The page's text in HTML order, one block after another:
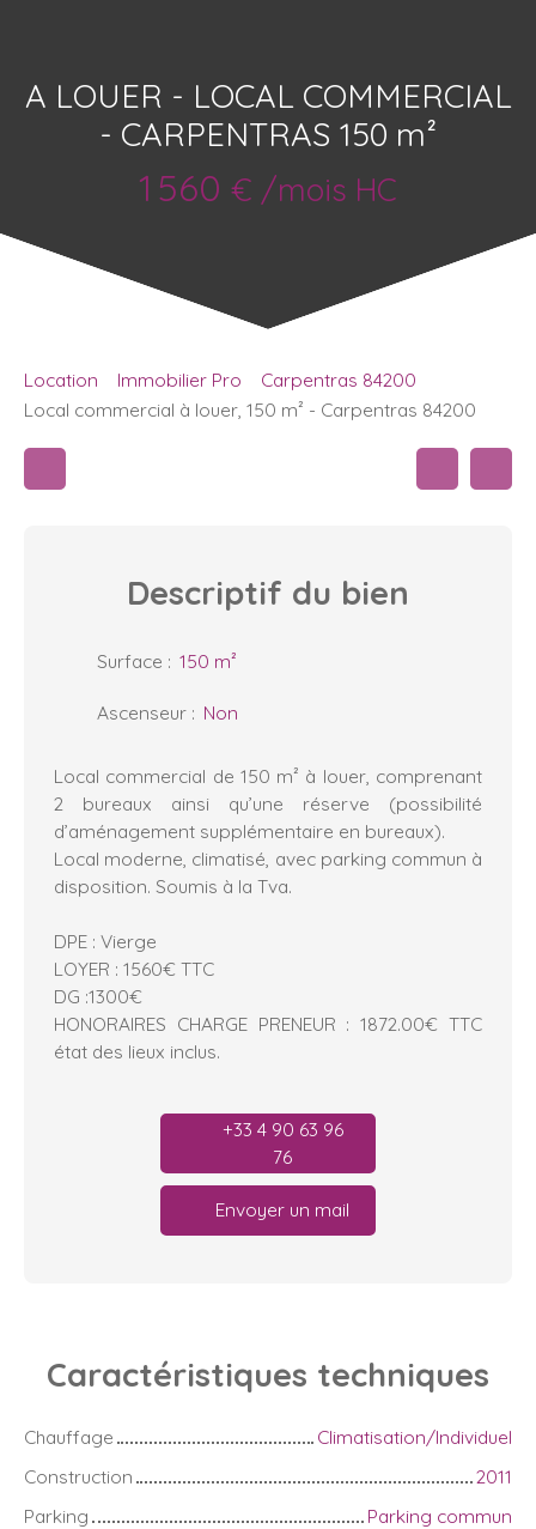
A LOUER - LOCAL COMMERCIAL
- CARPENTRAS 150 m²
1 560 € /mois HC
Location Immobilier Pro
Carpentras 84200
Local commercial à louer, 150 m² - Carpentras 84200
Descriptif du bien
Surface : 150 m²
Ascenseur : Non
Local commercial de 150 m² à louer, comprenant
2 bureaux ainsi qu’une réserve (possibilité
d’aménagement supplémentaire en bureaux).
Local moderne, climatisé, avec parking commun à
disposition. Soumis à la Tva.
DPE : Vierge
LOYER : 1560€ TTC
DG :1300€
HONORAIRES CHARGE PRENEUR : 1872.00€ TTC
état des lieux inclus.
+33 4 90 63 96
76
Envoyer un mail
Caractéristiques techniques
Chauffage
Climatisation/Individuel
Construction
2011
Parking
Parking commun